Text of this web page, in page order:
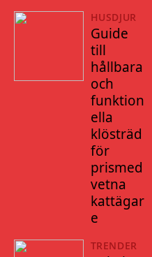
HUSDJUR
Guide
till
hållbara
och
funktion
ella
klösträd
för
prismed
vetna
kattägar
e
TRENDER